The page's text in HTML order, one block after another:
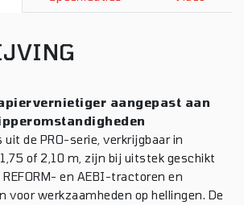
aangepast aan
de PRO-serie, verkrijgbaar in
of 2,10 m, zijn bij uitstek geschikt
en AEBI-tractoren en
voor werkzaamheden op hellingen. De